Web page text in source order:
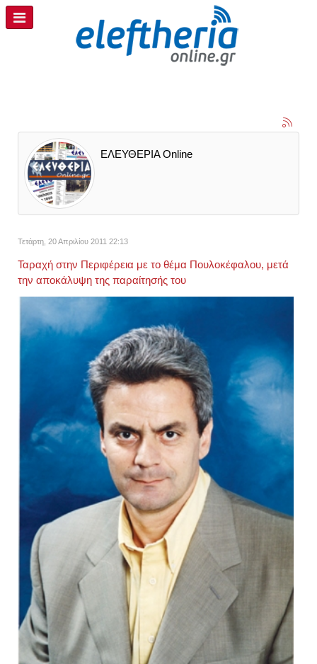
ΕΛΕΥΘΕΡΙΑ Online
Τετάρτη, 20 Απριλίου 2011 22:13
Ταραχή στην Περιφέρεια με το θέμα Πουλοκέφαλου, μετά
την αποκάλυψη της παραίτησής του